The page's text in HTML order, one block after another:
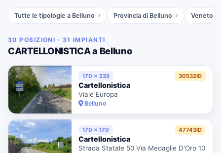
Tutte le tipologie a Belluno Provincia di Belluno Veneto
30 POSIZIONI · 31 IMPIANTI
CARTELLONISTICA a Belluno
170 x 235 30532ID
Cartellonistica
Viale Europa
Belluno
170 x 170 47743ID
Cartellonistica
Strada Statale 50 Via Medaglie D'Oro 10